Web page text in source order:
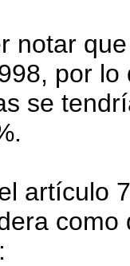
notar
por
se
artículo